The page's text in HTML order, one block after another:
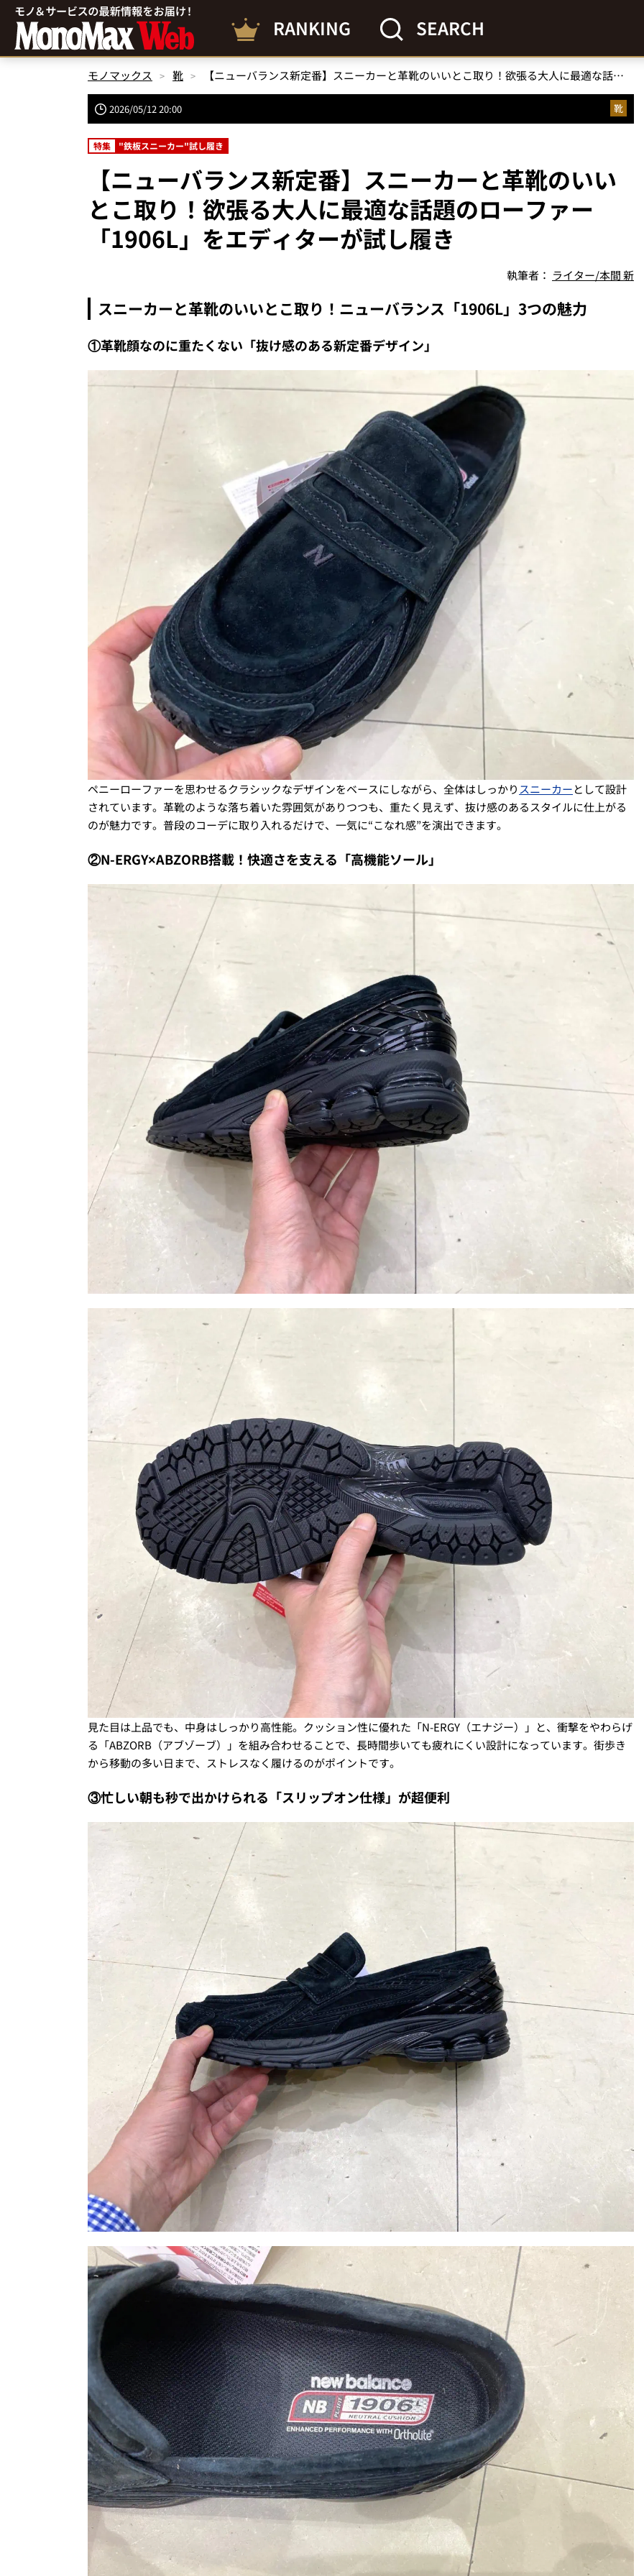
RANKING SEARCH
モノマックス 靴 【ニューバランス新定番】スニーカーと革靴のいいとこ取り！欲張る大人に最適な話題のローファー「1906L」をエディターが試し履き
2026/05/12 20:00 靴
特集 "鉄板スニーカー"試し履き
【ニューバランス新定番】スニーカーと革靴のいい
とこ取り！欲張る大人に最適な話題のローファー
「1906L」をエディターが試し履き
執筆者： ライター/本間 新
スニーカーと革靴のいいとこ取り！ニューバランス「1906L」3つの魅力
①革靴顔なのに重たくない「抜け感のある新定番デザイン」
ペニーローファーを思わせるクラシックなデザインをベースにしながら、全体はしっかり スニーカーとして設計
されています。革靴のような落ち着いた雰囲気がありつつも、重たく見えず、抜け感のあるスタイルに仕上がる
のが魅力です。普段のコーデに取り入れるだけで、一気に“こなれ感”を演出できます。
②N-ERGY×ABZORB搭載！快適さを支える「高機能ソール」
見た目は上品でも、中身はしっかり高性能。クッション性に優れた「N-ERGY（エナジー）」と、衝撃をやわらげ
る「ABZORB（アブゾーブ）」を組み合わせることで、長時間歩いても疲れにくい設計になっています。街歩き
から移動の多い日まで、ストレスなく履けるのがポイントです。
③忙しい朝も秒で出かけられる「スリップオン仕様」が超便利